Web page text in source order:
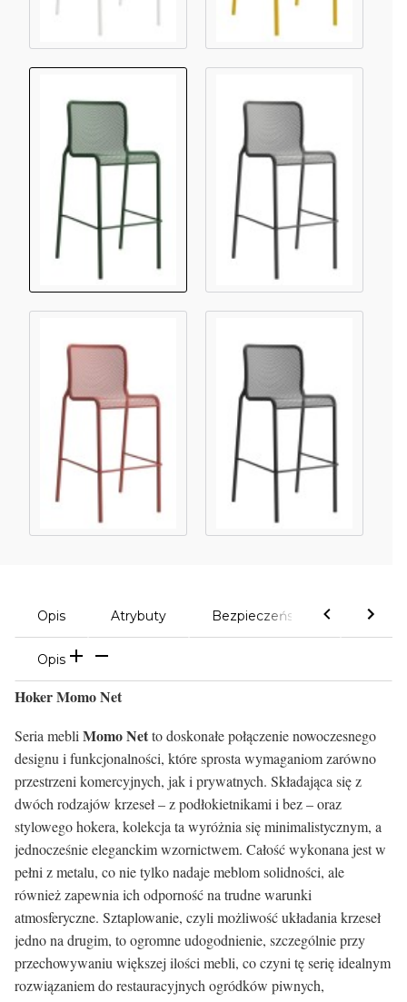
Opis Atrybuty Bezpieczeństwo
Opis
Hoker Momo Net
Seria mebliMomo Netto doskonałe połączenie nowoczesnego
designu i funkcjonalności, które sprosta wymaganiom zarówno
przestrzeni komercyjnych, jak i prywatnych. Składająca się z
dwóch rodzajów krzeseł – z podłokietnikami i bez – oraz
stylowego hokera, kolekcja ta wyróżnia się minimalistycznym, a
jednocześnie eleganckim wzornictwem. Całość wykonana jest w
pełni z metalu, co nie tylko nadaje meblom solidności, ale
również zapewnia ich odporność na trudne warunki
atmosferyczne. Sztaplowanie, czyli możliwość układania krzeseł
jedno na drugim, to ogromne udogodnienie, szczególnie przy
przechowywaniu większej ilości mebli, co czyni tę serię idealnym
rozwiązaniem do restauracyjnych ogródków piwnych,